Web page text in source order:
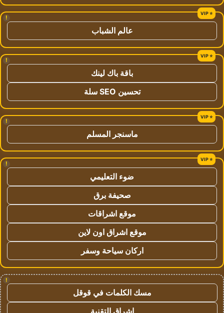
!
عالم الشباب
!
باقة باك لينك
تحسين SEO سلة
!
ماسنجر المسلم
!
ضوء التعليمي
صحيفة برق
موقع اشراقات
موقع اشراق اون لاين
اركان سياحة وسفر
!
مسك الكلمات في قوقل
اشراق التقنية